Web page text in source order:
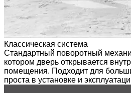
Классическая система
Стандартный поворотный
котором дверь открывается
помещения. Подходит для
проста в установке и